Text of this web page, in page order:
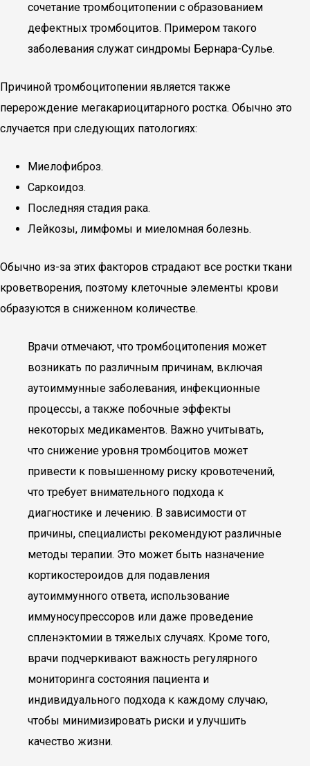
сочетание тромбоцитопении с образованием
дефектных тромбоцитов. Примером такого
заболевания служат синдромы Бернара-Сулье.
Причиной тромбоцитопении является также
перерождение мегакариоцитарного ростка. Обычно это
случается при следующих патологиях:
Миелофиброз.
Саркоидоз.
Последняя стадия рака.
Лейкозы, лимфомы и миеломная болезнь.
Обычно из-за этих факторов страдают все ростки ткани
кроветворения, поэтому клеточные элементы крови
образуются в сниженном количестве.
Врачи отмечают, что тромбоцитопения может
возникать по различным причинам, включая
аутоиммунные заболевания, инфекционные
процессы, а также побочные эффекты
некоторых медикаментов. Важно учитывать,
что снижение уровня тромбоцитов может
привести к повышенному риску кровотечений,
что требует внимательного подхода к
диагностике и лечению. В зависимости от
причины, специалисты рекомендуют различные
методы терапии. Это может быть назначение
кортикостероидов для подавления
аутоиммунного ответа, использование
иммуносупрессоров или даже проведение
спленэктомии в тяжелых случаях. Кроме того,
врачи подчеркивают важность регулярного
мониторинга состояния пациента и
индивидуального подхода к каждому случаю,
чтобы минимизировать риски и улучшить
качество жизни.